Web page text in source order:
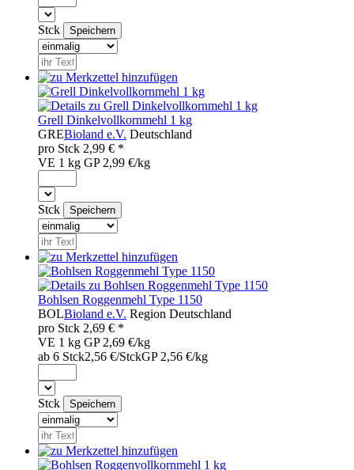
Stck
Grell Dinkelvollkornmehl 1 kg
GREBioland e.V. Deutschland
pro Stck 2,99 € *
VE 1 kg GP 2,99 €/kg
Stck
Bohlsen Roggenmehl Type 1150
BOLBioland e.V. Region Deutschland
pro Stck 2,69 € *
VE 1 kg GP 2,69 €/kg
ab 6 Stck2,56 €/StckGP 2,56 €/kg
Stck